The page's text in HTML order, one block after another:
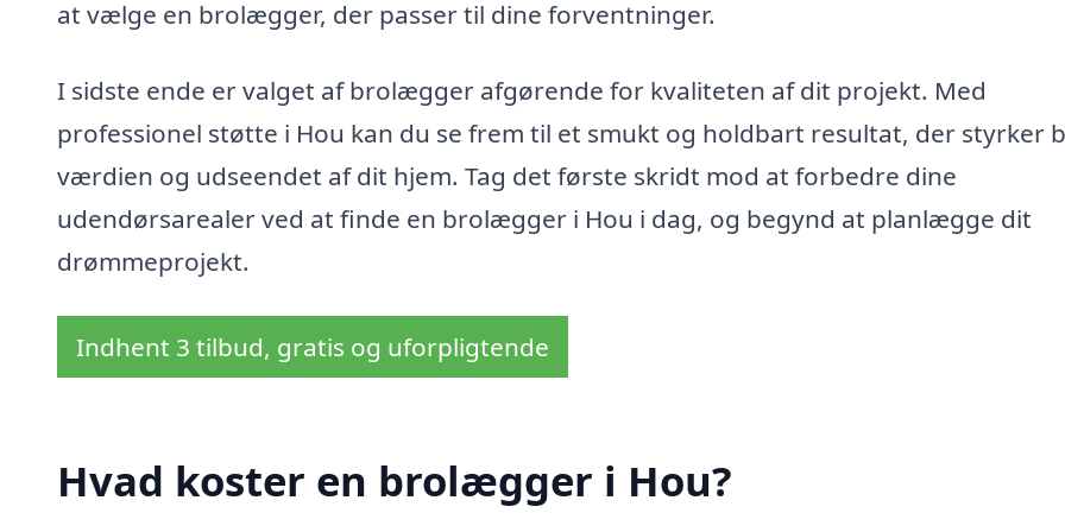
at vælge en brolægger, der passer til dine forventninger.
I sidste ende er valget af brolægger afgørende for kvaliteten af dit projekt. Med
professionel støtte i Hou kan du se frem til et smukt og holdbart resultat, der styrker
værdien og udseendet af dit hjem. Tag det første skridt mod at forbedre dine
udendørsarealer ved at finde en brolægger i Hou i dag, og begynd at planlægge dit
drømmeprojekt.
Indhent 3 tilbud, gratis og uforpligtende
Hvad koster en brolægger i Hou?